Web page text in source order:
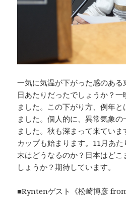
一気に気温が下がった感のあ
日あたりだったでしょうか？
ました。この下がり方、例年
ました。個人的に、異常気象
ました。秋も深まって来てい
カップも始まります。11月あ
末はどうなるのか？日本はど
しょうか？期待しています。
■Ryntenゲスト《松崎博彦